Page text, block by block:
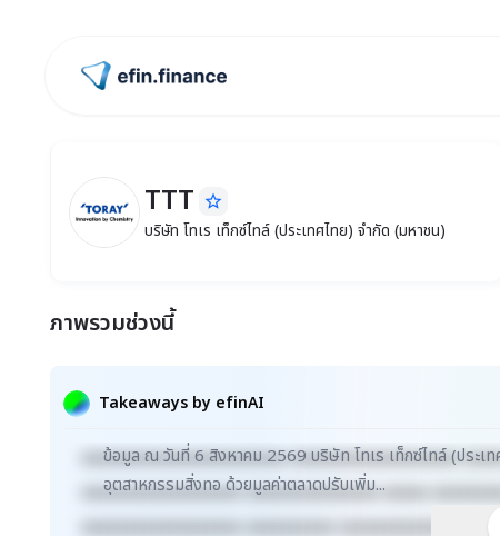
ไปหน้าแรก
TTT บริษัท โทเร เท็กซ์ไทล์ (ประเทศไทย) จำกัด (มห
TTT star_border
บริษัท โทเร เท็กซ์ไทล์ (ประเทศไทย) จำกัด (มหาชน)
ภาพรวมช่วงนี้
Takeaways by efinAI
xxxxxxxxxxxxxxxxxxxxxxx xxxxxxxxxxxxxxxxxxx
xxxxxxxxxxxxxxxxxx xxxxxxxxxxxxxxx xxxxx
xxxxxxxxxxxxxxxxxx xxxxxxxxxx xxxxxxxxxxxxx
ข้อมูล ณ วันที่ 6 สิงหาคม 2569 บริษัท โทเร เท็กซ์ไทล์ (ประ
อุตสาหกรรมสิ่งทอ ด้วยมูลค่าตลาดปรับเพิ่ม...